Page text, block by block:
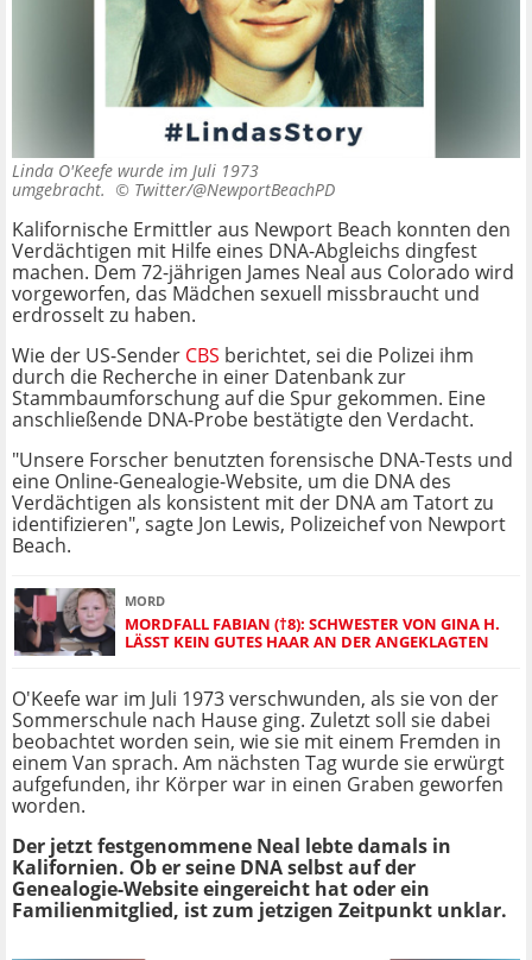
Linda O'Keefe wurde im Juli 1973
umgebracht. © Twitter/@NewportBeachPD
Kalifornische Ermittler aus Newport Beach konnten den
Verdächtigen mit Hilfe eines DNA-Abgleichs dingfest
machen. Dem 72-jährigen James Neal aus Colorado wird
vorgeworfen, das Mädchen sexuell missbraucht und
erdrosselt zu haben.
Wie der US-Sender CBS berichtet, sei die Polizei ihm
durch die Recherche in einer Datenbank zur
Stammbaumforschung auf die Spur gekommen. Eine
anschließende DNA-Probe bestätigte den Verdacht.
"Unsere Forscher benutzten forensische DNA-Tests und
eine Online-Genealogie-Website, um die DNA des
Verdächtigen als konsistent mit der DNA am Tatort zu
identifizieren", sagte Jon Lewis, Polizeichef von Newport
Beach.
MORD
MORDFALL FABIAN (†8): SCHWESTER VON GINA H.
LÄSST KEIN GUTES HAAR AN DER ANGEKLAGTEN
O'Keefe war im Juli 1973 verschwunden, als sie von der
Sommerschule nach Hause ging. Zuletzt soll sie dabei
beobachtet worden sein, wie sie mit einem Fremden in
einem Van sprach. Am nächsten Tag wurde sie erwürgt
aufgefunden, ihr Körper war in einen Graben geworfen
worden.
Der jetzt festgenommene Neal lebte damals in
Kalifornien. Ob er seine DNA selbst auf der
Genealogie-Website eingereicht hat oder ein
Familienmitglied, ist zum jetzigen Zeitpunkt unklar.